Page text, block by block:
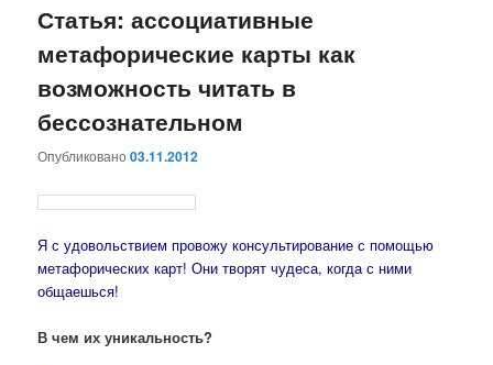
Статья: ассоциативные
метафорические карты как
возможность читать в
бессознательном
Опубликовано03.11.2012
Я с удовольствием провожу консультирование с помощью
метафорических карт! Они творят чудеса, когда с ними
общаешься!
В чем их уникальность?